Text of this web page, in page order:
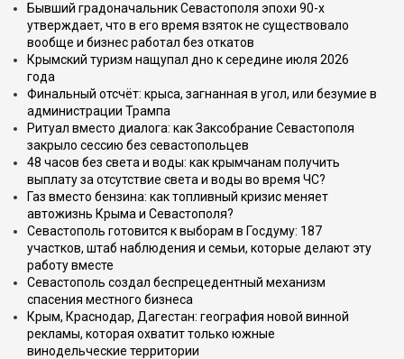
Бывший градоначальник Севастополя эпохи 90-х
утверждает, что в его время взяток не существовало
вообще и бизнес работал без откатов
Крымский туризм нащупал дно к середине июля 2026
года
Финальный отсчёт: крыса, загнанная в угол, или безумие в
администрации Трампа
Ритуал вместо диалога: как Заксобрание Севастополя
закрыло сессию без севастопольцев
48 часов без света и воды: как крымчанам получить
выплату за отсутствие света и воды во время ЧС?
Газ вместо бензина: как топливный кризис меняет
автожизнь Крыма и Севастополя?
Севастополь готовится к выборам в Госдуму: 187
участков, штаб наблюдения и семьи, которые делают эту
работу вместе
Севастополь создал беспрецедентный механизм
спасения местного бизнеса
Крым, Краснодар, Дагестан: география новой винной
рекламы, которая охватит только южные
винодельческие территории